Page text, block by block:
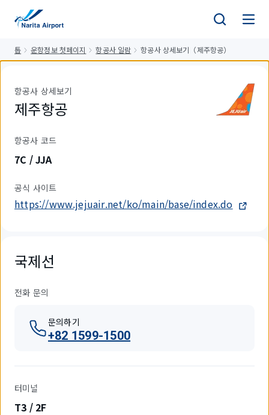
톱 운항정보 첫페이지 항공사 일람 항공사 상세보기（제주항공）
항공사 상세보기
제주항공
항공사 코드
7C / JJA
공식 사이트
https://www.jejuair.net/ko/main/base/index.do
국제선
전화 문의
문의하기
+82 1599-1500
터미널
T3 / 2F